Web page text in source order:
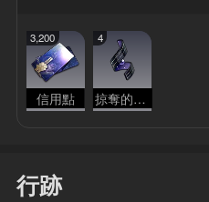
3,200
信用點
4
掠奪的本能
行跡